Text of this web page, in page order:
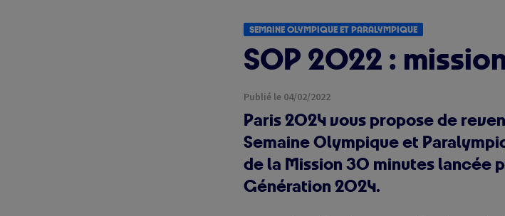
SEMAINE OLYMPIQUE ET PARALYMPIQUE
SOP 2022 :
Publié le 04/02/2022
Paris 2024 vous propose de
Semaine Olympique et
de la Mission 30 minutes lancée
Génération 2024.